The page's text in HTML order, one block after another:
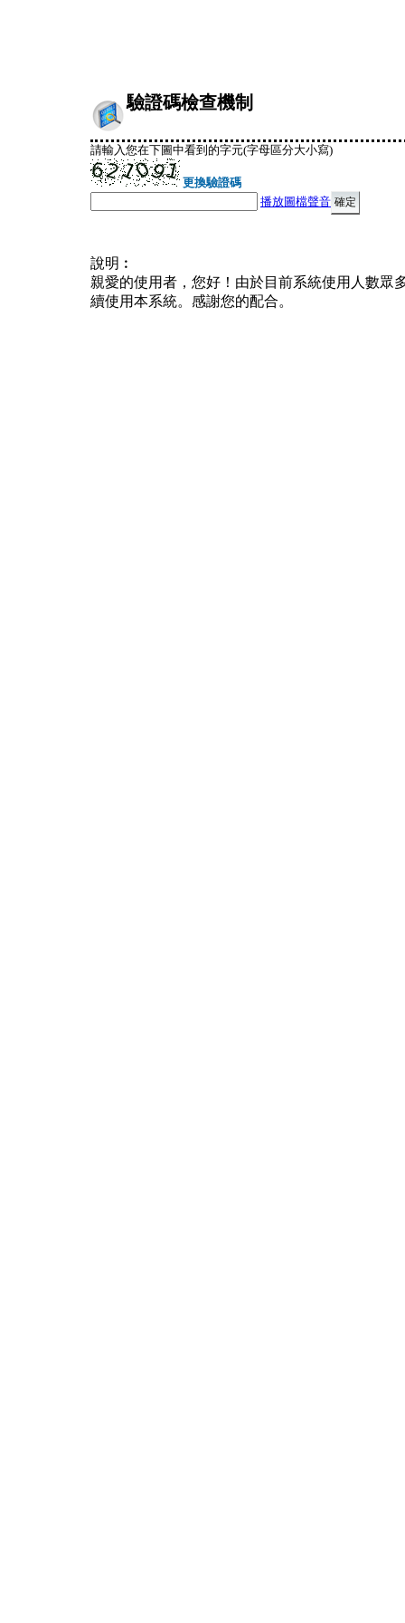
驗證碼檢查機制
請輸入您在下圖中看到的字元(字母區分大小寫)
更換驗證碼
播放圖檔聲音
說明︰
親愛的使用者，您好！由於目前系統使用人數眾
續使用本系統。感謝您的配合。